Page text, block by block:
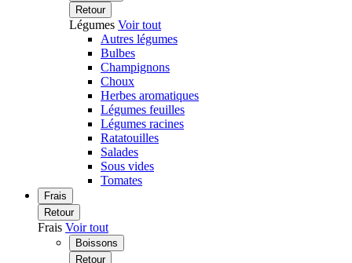
Retour
Légumes Voir tout
Autres légumes
Bulbes
Champignons
Choux
Herbes aromatiques
Légumes feuilles
Légumes racines
Ratatouilles
Salades
Sous vides
Tomates
Frais
Retour
Frais Voir tout
Boissons
Retour